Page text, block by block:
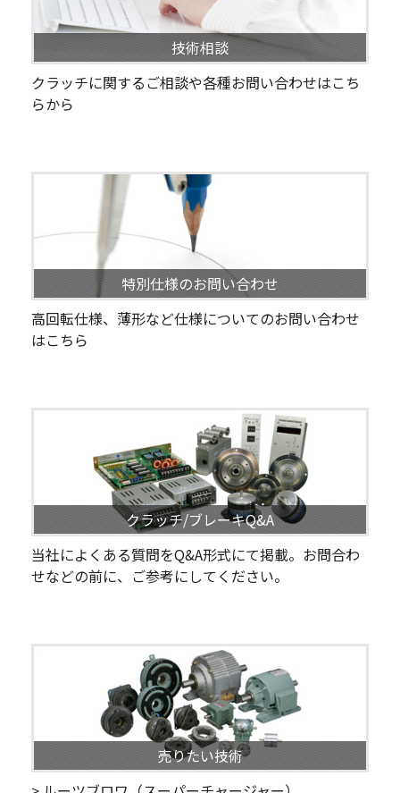
技術相談
クラッチに関するご相談や各種お問い合わせはこち
らから
特別仕様のお問い合わせ
高回転仕様、薄形など仕様についてのお問い合わせ
はこちら
クラッチ/ブレーキQ&A
当社によくある質問をQ&A形式にて掲載。お問合わ
せなどの前に、ご参考にしてください。
売りたい技術